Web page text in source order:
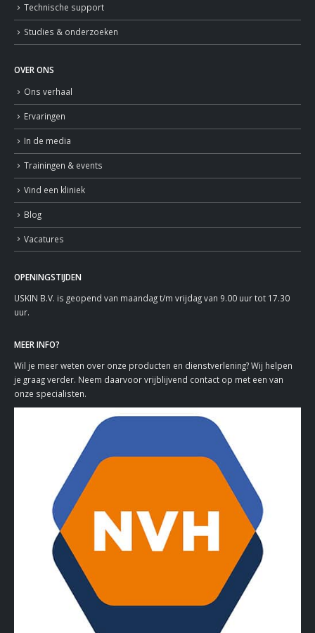
Technische support
Studies & onderzoeken
OVER ONS
Ons verhaal
Ervaringen
In de media
Trainingen & events
Vind een kliniek
Blog
Vacatures
OPENINGSTIJDEN
USKIN B.V. is geopend van maandag t/m vrijdag van 9.00 uur tot 17.30
uur.
MEER INFO?
Wil je meer weten over onze producten en dienstverlening? Wij helpen
je graag verder. Neem daarvoor vrijblijvend contact op met een van
onze specialisten.